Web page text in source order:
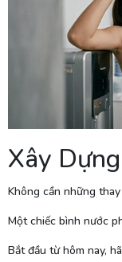
Xây
Không cần những
Một chiếc bình nước
Bắt đầu từ hôm nay,